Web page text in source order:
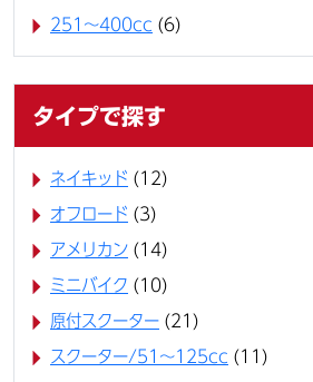
251～400cc (6)
タイプで探す
ネイキッド (12)
オフロード (3)
アメリカン (14)
ミニバイク (10)
原付スクーター (21)
スクーター/51～125cc (11)